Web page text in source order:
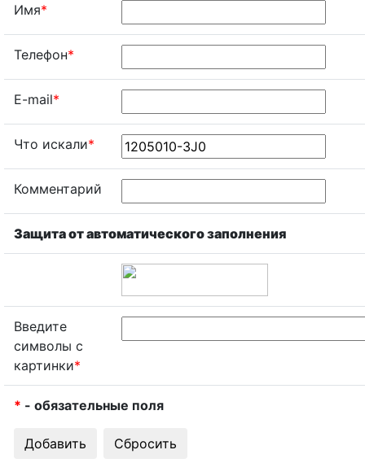
Имя*
Телефон*
E-mail*
Что искали*
Комментарий
Защита от автоматического заполнения
Введите
символы с
картинки*
* - обязательные поля